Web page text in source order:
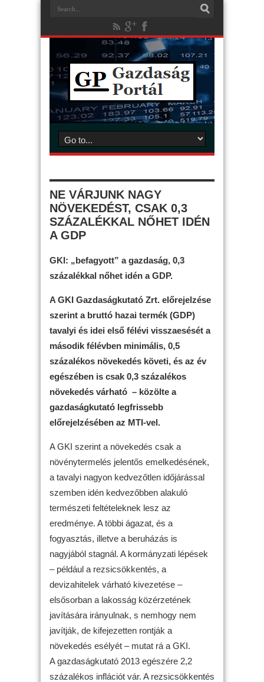
NE VÁRJUNK NAGY
NÖVEKEDÉST, CSAK 0,3
SZÁZALÉKKAL NŐHET IDÉN
A GDP
GKI: „befagyott” a gazdaság, 0,3
százalékkal nőhet idén a GDP.
A GKI Gazdaságkutató Zrt. előrejelzése
szerint a bruttó hazai termék (GDP)
tavalyi és idei első félévi visszaesését a
második félévben minimális, 0,5
százalékos növekedés követi, és az év
egészében is csak 0,3 százalékos
növekedés várható – közölte a
gazdaságkutató legfrissebb
előrejelzésében az MTI-vel.
A GKI szerint a növekedés csak a
növénytermelés jelentős emelkedésének,
a tavalyi nagyon kedvezőtlen időjárással
szemben idén kedvezőbben alakuló
természeti feltételeknek lesz az
eredménye. A többi ágazat, és a
fogyasztás, illetve a beruházás is
nagyjából stagnál. A kormányzati lépések
– például a rezsicsökkentés, a
devizahitelek várható kivezetése –
elsősorban a lakosság közérzetének
javítására irányulnak, s nemhogy nem
javítják, de kifejezetten rontják a
növekedés esélyét – mutat rá a GKI.
A gazdaságkutató 2013 egészére 2,2
százalékos inflációt vár. A rezsicsökkentés